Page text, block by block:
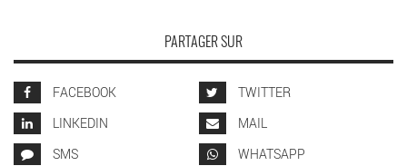
PARTAGER SUR
FACEBOOK
TWITTER
LINKEDIN
MAIL
SMS
WHATSAPP